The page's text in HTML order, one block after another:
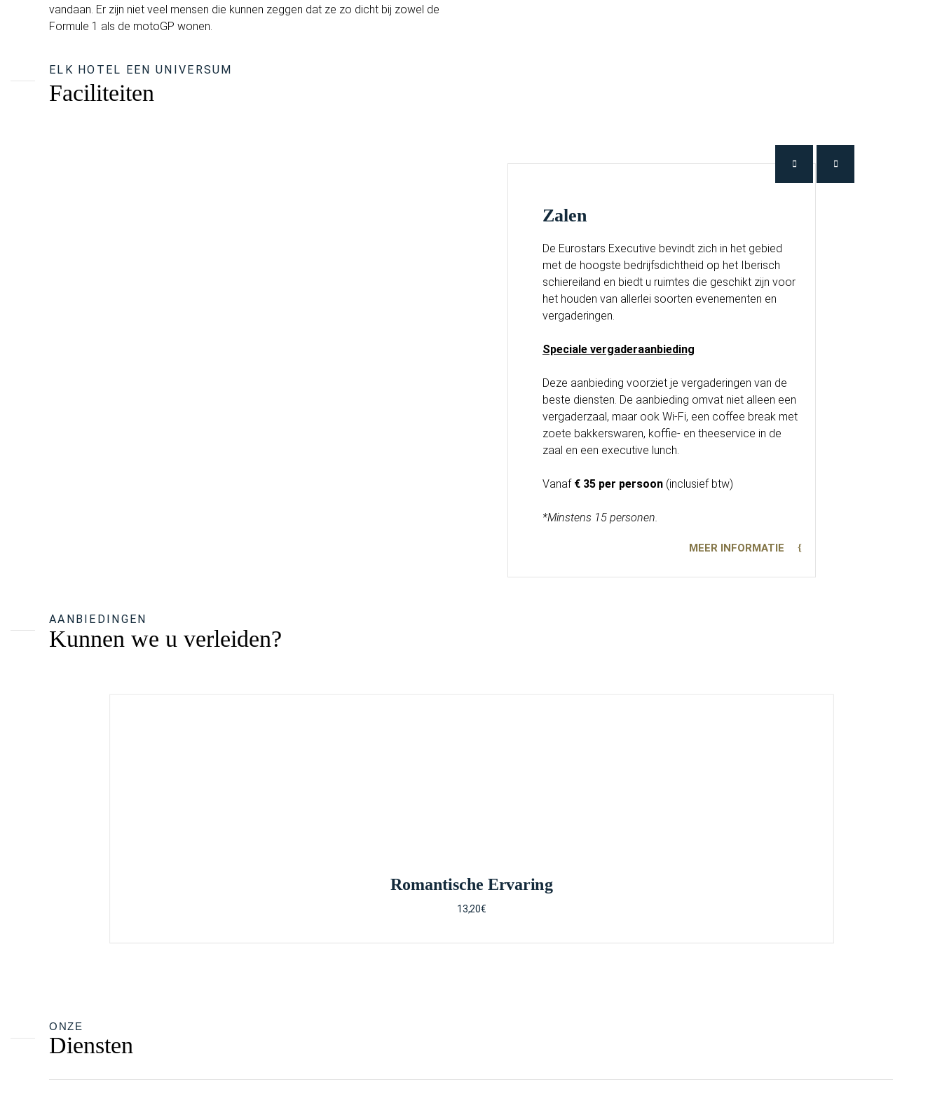
vandaan. Er zijn niet veel mensen die kunnen zeggen dat ze zo dicht bij zowel de
Formule 1 als de motoGP wonen.
ELK HOTEL EEN UNIVERSUM
Faciliteiten
Zalen
De Eurostars Executive bevindt zich in het gebied
met de hoogste bedrijfsdichtheid op het Iberisch
schiereiland en biedt u ruimtes die geschikt zijn voor
het houden van allerlei soorten evenementen en
vergaderingen.
Speciale vergaderaanbieding
Deze aanbieding voorziet je vergaderingen van de
beste diensten. De aanbieding omvat niet alleen een
vergaderzaal, maar ook Wi-Fi, een coffee break met
zoete bakkerswaren, koffie- en theeservice in de
zaal en een executive lunch.
Vanaf € 35 per persoon (inclusief btw)
*Minstens 15 personen.
MEER INFORMATIE
AANBIEDINGEN
Kunnen we u verleiden?
Romantische Ervaring
13,20€
ONZE
Diensten